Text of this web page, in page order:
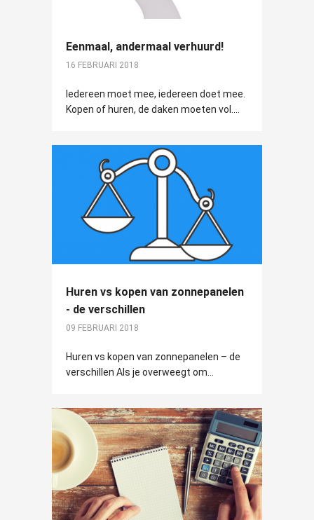
Eenmaal, andermaal verhuurd!
16 FEBRUARI 2018
Iedereen moet mee, iedereen doet mee.
Kopen of huren, de daken moeten vol....
Huren vs kopen van zonnepanelen
- de verschillen
09 FEBRUARI 2018
Huren vs kopen van zonnepanelen – de
verschillen Als je overweegt om...